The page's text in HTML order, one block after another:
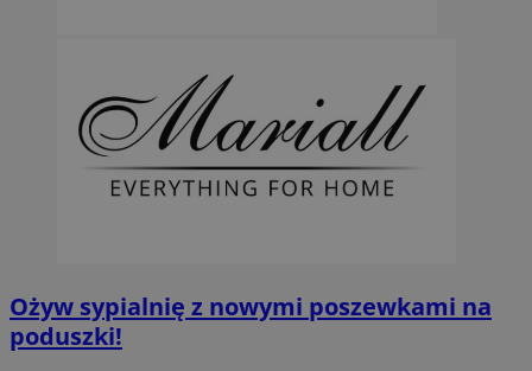
Ożyw sypialnię z nowymi poszewkami na
poduszki!